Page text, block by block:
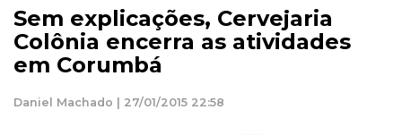
Sem explicações, Cervejaria
Colônia encerra as atividades
em Corumbá
Daniel Machado | 27/01/2015 22:58